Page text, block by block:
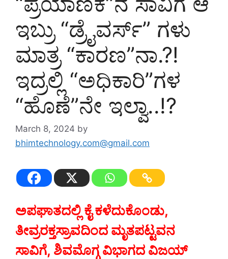
ಇಬ್ರು “ಡ್ರೈವರ್ಸ್” ಗಳು
ಮಾತ್ರ “ಕಾರಣ”ನಾ.?!
ಇದ್ರಲ್ಲಿ “ಅಧಿಕಾರಿ”ಗಳ
“ಹೊಣೆ”ನೇ ಇಲ್ವಾ..!?
March 8, 2024 by
bhimtechnology.com@gmail.com
ಅಪಘಾತದಲ್ಲಿ ಕೈ ಕಳೆದುಕೊಂಡು,
ತೀವ್ರರಕ್ತಸ್ರಾವದಿಂದ ಮೃತಪಟ್ಟವನ
ಸಾವಿಗೆ, ಶಿವಮೊಗ್ಗ ವಿಭಾಗದ ವಿಜಯ್